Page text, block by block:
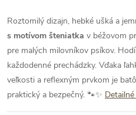
Roztomilý dizajn, hebké ušká a
s motívom šteniatka v béžovom
pre malých milovníkov psíkov.
každodenné prechádzky. Vďaka
veľkosti a reflexným prvkom je
praktický a bezpečný. 🐾✨